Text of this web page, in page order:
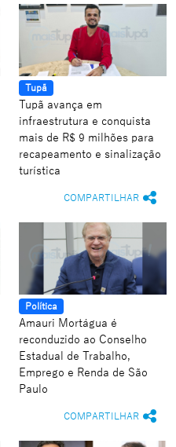
Tupã
Tupã avança em
infraestrutura e conquista
mais de R$ 9 milhões para
recapeamento e sinalização
turística
COMPARTILHAR
Política
Amauri Mortágua é
reconduzido ao Conselho
Estadual de Trabalho,
Emprego e Renda de São
Paulo
COMPARTILHAR